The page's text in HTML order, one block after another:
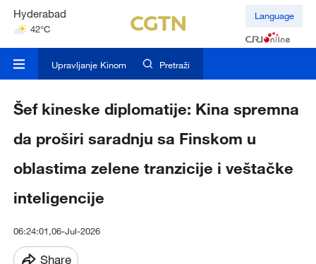
Hyderabad
42°C
Mumbai
Kuala Lumpur
Language
Upravljanje Kinom Pretraži
Šef kineske diplomatije: Kina spremna
da proširi saradnju sa Finskom u
oblastima zelene tranzicije i veštačke
inteligencije
06:24:01,06-Jul-2026
Share